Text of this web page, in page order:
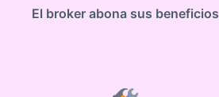
El broker abona sus beneficios